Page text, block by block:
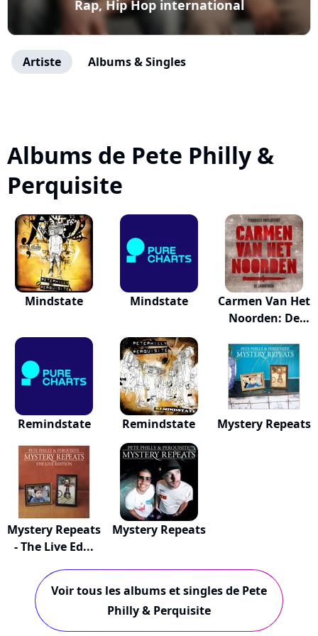
Rap, Hip Hop international
Artiste Albums & Singles
Albums de Pete Philly &
Perquisite
Mindstate Mindstate
Carmen Van Het
Noorden: De
Remindstate Remindstate Mystery Repeats
Mystery Repeats
- The Live Ed...
Mystery Repeats
Voir tous les albums et singles de Pete
Philly & Perquisite